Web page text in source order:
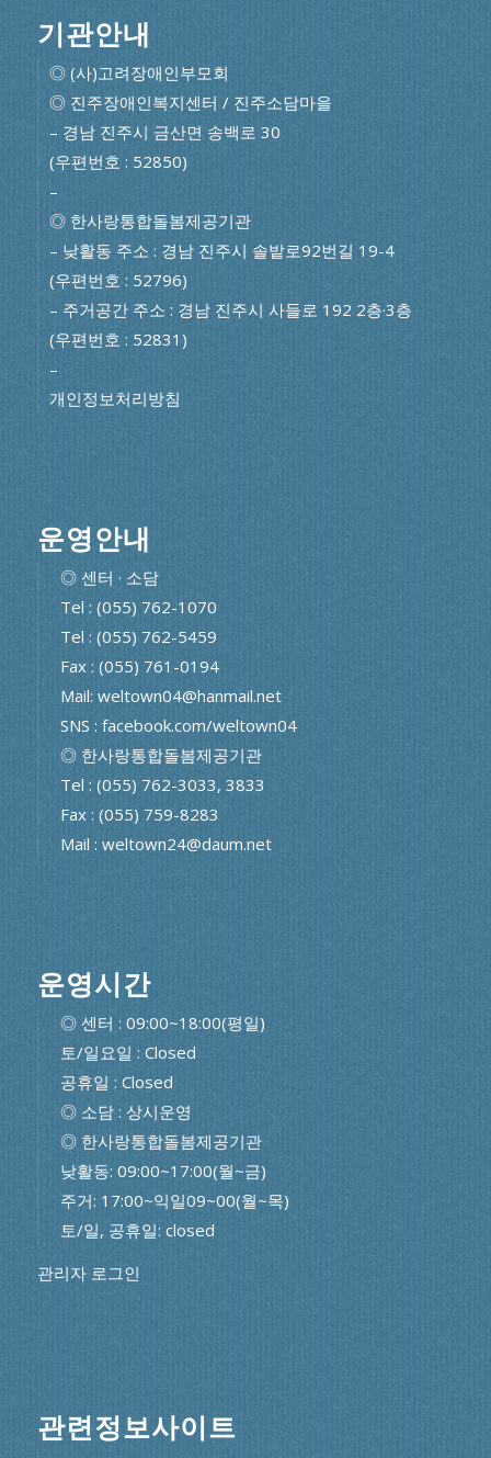
기관안내
◎ (사)고려장애인부모회
◎ 진주장애인복지센터 / 진주소담마을
– 경남 진주시 금산면 송백로 30
(우편번호 : 52850)
–
◎ 한사랑통합돌봄제공기관
– 낮활동 주소 : 경남 진주시 솔밭로92번길 19-4
(우편번호 : 52796)
– 주거공간 주소 : 경남 진주시 사들로 192 2층·3층
(우편번호 : 52831)
–
개인정보처리방침
운영안내
◎ 센터 · 소담
Tel : (055) 762-1070
Tel : (055) 762-5459
Fax : (055) 761-0194
Mail: weltown04@hanmail.net
SNS : facebook.com/weltown04
◎ 한사랑통합돌봄제공기관
Tel : (055) 762-3033, 3833
Fax : (055) 759-8283
Mail : weltown24@daum.net
운영시간
◎ 센터 : 09:00~18:00(평일)
토/일요일 : Closed
공휴일 : Closed
◎ 소담 : 상시운영
◎ 한사랑통합돌봄제공기관
낮활동: 09:00~17:00(월~금)
주거: 17:00~익일09~00(월~목)
토/일, 공휴일: closed
관리자 로그인
관련정보사이트